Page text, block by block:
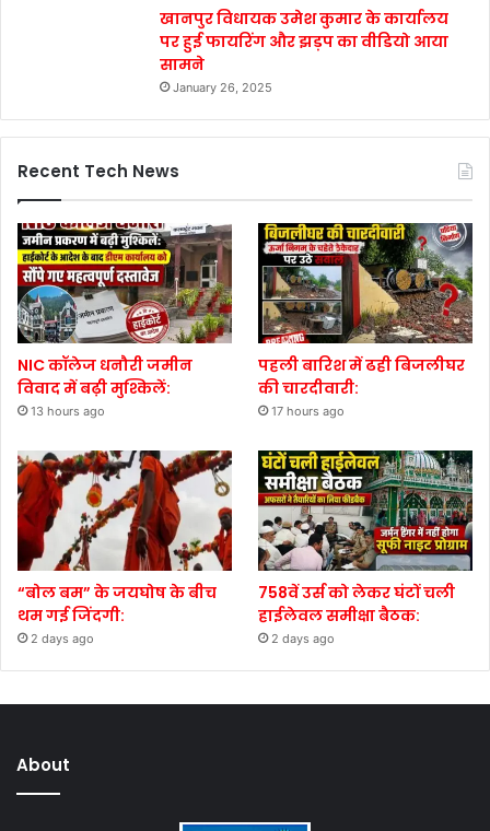
खानपुर विधायक उमेश कुमार के कार्यालय
पर हुई फायरिंग और झड़प का वीडियो आया
सामने
January 26, 2025
Recent Tech News
NIC कॉलेज धनौरी जमीन
विवाद में बढ़ी मुश्किलें:
13 hours ago
पहली बारिश में ढही बिजलीघर
की चारदीवारी:
17 hours ago
“बोल बम” के जयघोष के बीच
थम गई जिंदगी:
2 days ago
758वें उर्स को लेकर घंटों चली
हाईलेवल समीक्षा बैठक:
2 days ago
About